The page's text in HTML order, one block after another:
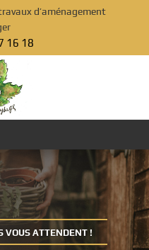
d’aménagement
16 18
VOUS ATTENDENT !